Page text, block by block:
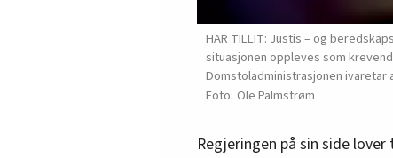
HAR TILLIT: Justis – og
situasjonen oppleves som
Domstoladministrasjonen ivaretar
Ole Palmstrøm
Regjeringen på sin side